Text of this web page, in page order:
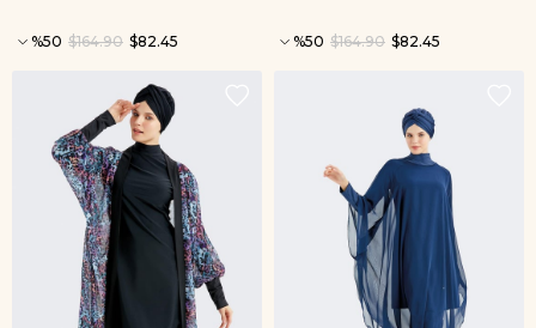
%50 $82.45
$164.90 %50 $82.45
$164.90